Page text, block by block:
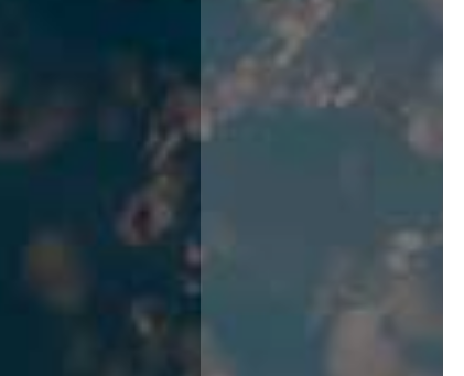
Grand Prix
Norme e documenti
Risultati e Classifiche
Norme e documenti
Risultati e Classifiche